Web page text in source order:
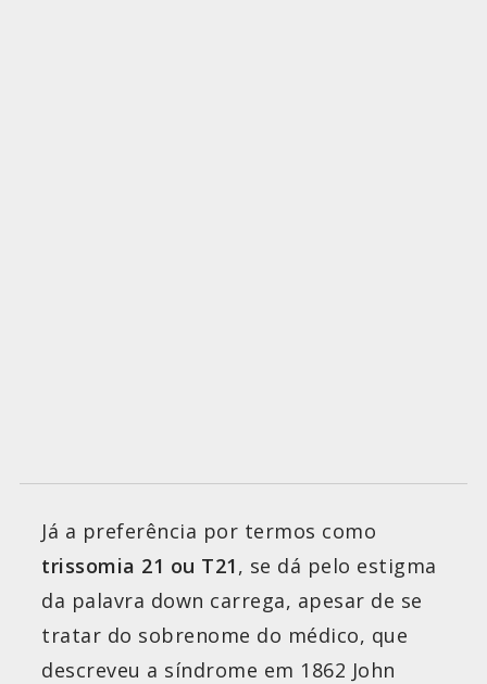
Já a preferência por termos como
trissomia 21 ou T21, se dá pelo estigma
da palavra down carrega, apesar de se
tratar do sobrenome do médico, que
descreveu a síndrome em 1862 John